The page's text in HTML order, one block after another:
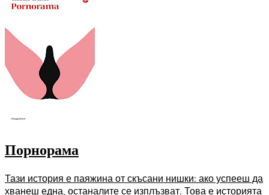
Порнорама
Тази история е паяжина от скъсани нишки: ако успееш да
хванеш една, останалите се изплъзват. Това е историята